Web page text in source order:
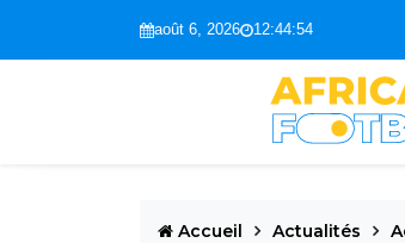
août 6, 2026 12:44:55
Accueil Actualités